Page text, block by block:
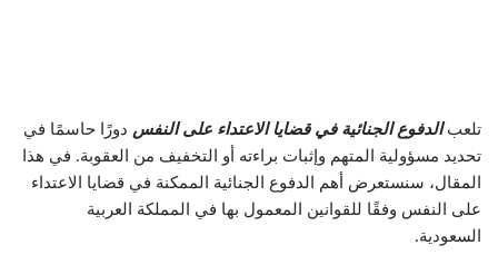
تلعبالدفوع الجنائية في قضايا الاعتداء على النفس دورًا حاسمًا في
تحديد مسؤولية المتهم وإثبات براءته أو التخفيف من العقوبة. في هذا
المقال، سنستعرض أهم الدفوع الجنائية الممكنة في قضايا الاعتداء
على النفس وفقًا للقوانين المعمول بها في المملكة العربية
السعودية.